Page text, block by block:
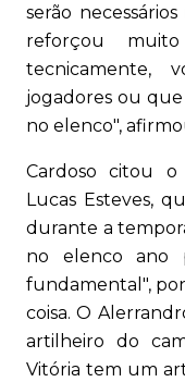
serão
reforçou
tecnicamente,
jogadores ou
no elenco",
Cardoso citou
Lucas Esteves,
durante a
no elenco ano
fundamental",
coisa. O
artilheiro do
Vitória tem um